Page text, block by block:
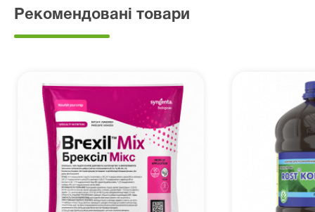
Рекомендовані товари